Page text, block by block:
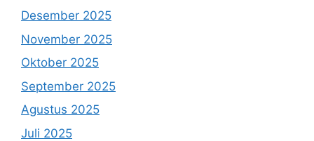
Desember 2025
November 2025
Oktober 2025
September 2025
Agustus 2025
Juli 2025